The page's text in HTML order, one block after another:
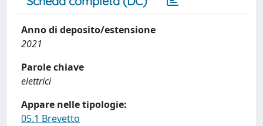
Anno di deposito/estensione
2021
Parole chiave
elettrici
Appare nelle tipologie:
05.1 Brevetto